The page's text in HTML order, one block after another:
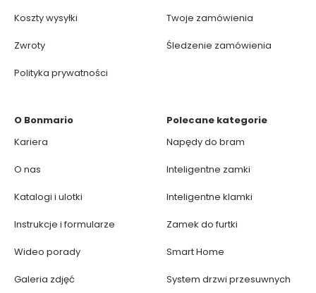
Koszty wysyłki
Zwroty
Polityka prywatności
Twoje zamówienia
Śledzenie zamówienia
O Bonmario
Kariera
O nas
Katalogi i ulotki
Instrukcje i formularze
Wideo porady
Galeria zdjęć
Polecane kategorie
Napędy do bram
Inteligentne zamki
Inteligentne klamki
Zamek do furtki
Smart Home
System drzwi przesuwnych